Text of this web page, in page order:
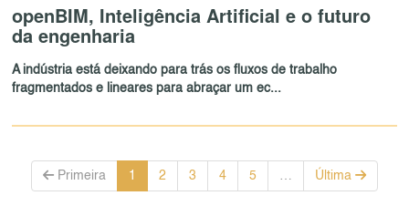
openBIM, Inteligência Artificial e o futuro
da engenharia
A indústria está deixando para trás os fluxos de trabalho
fragmentados e lineares para abraçar um ec...
Primeira 1 2 3 4 5 … Última